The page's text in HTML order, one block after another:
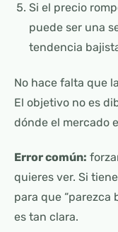
Si el precio
puede ser una
tendencia
No hace falta que
El objetivo no es
dónde el mercado
Error común:
quieres ver. Si
para que “parezca
es tan clara.